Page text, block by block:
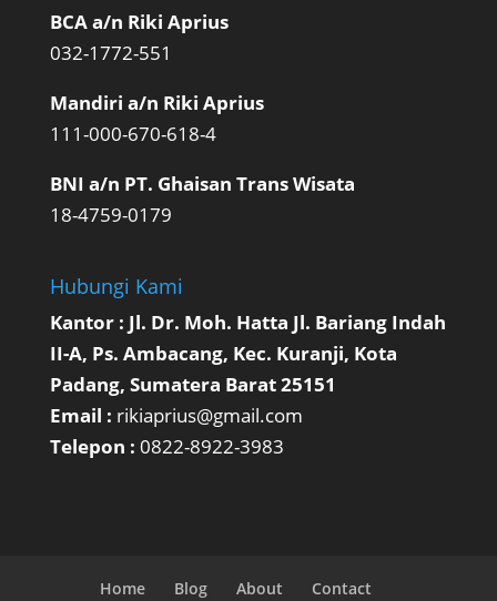
BCA a/n Riki Aprius
032-1772-551
Mandiri a/n Riki Aprius
111-000-670-618-4
BNI a/n PT. Ghaisan Trans Wisata
18-4759-0179
Hubungi Kami
Kantor : Jl. Dr. Moh. Hatta Jl. Bariang Indah
II-A, Ps. Ambacang, Kec. Kuranji, Kota
Padang, Sumatera Barat 25151
Email : rikiaprius@gmail.com
Telepon : 0822-8922-3983
Home Blog About Contact